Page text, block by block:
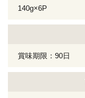
140g×6P
賞味期限：90日